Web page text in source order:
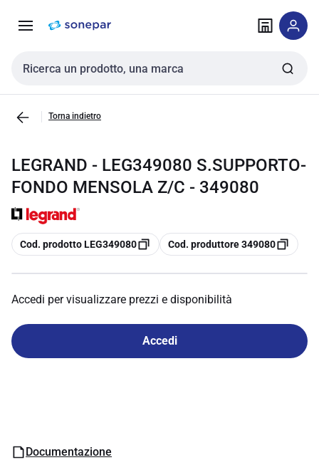
navigazione alla
Cerca input
Torna indietro
LEGRAND - LEG349080 S.SUPPORTO-
FONDO MENSOLA Z/C - 349080
copia
Cod. prodotto LEG349080 copia
Cod. produttore 349080
Accedi per visualizzare prezzi e disponibilità
Accedi
Documentazione